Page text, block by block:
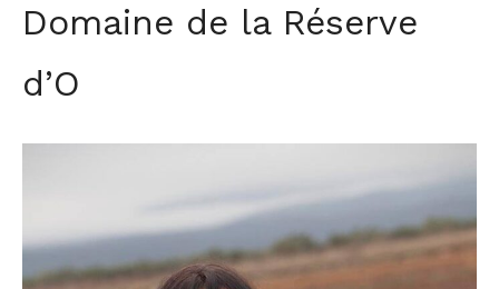
Domaine de la Réserve
d’O